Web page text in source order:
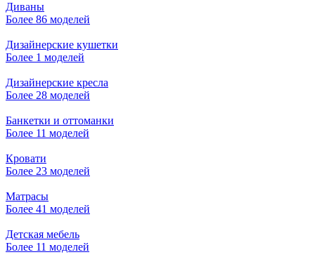
Диваны
Более 86 моделей
Дизайнерские кушетки
Более 1 моделей
Дизайнерские кресла
Более 28 моделей
Банкетки и оттоманки
Более 11 моделей
Кровати
Более 23 моделей
Матрасы
Более 41 моделей
Детская мебель
Более 11 моделей